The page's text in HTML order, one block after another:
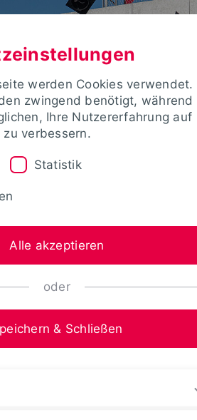
werden Cookies verwendet.
zwingend benötigt, während
Ihre Nutzererfahrung auf
verbessern.
Statistik
Alle akzeptieren
oder
& Schließen